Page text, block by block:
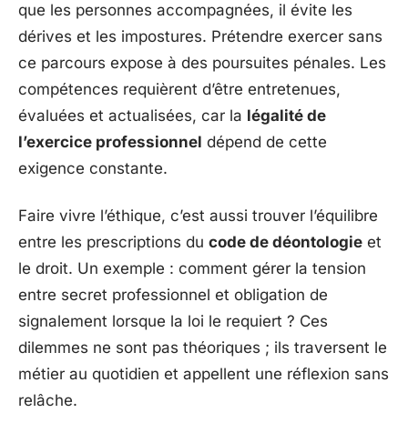
que les personnes accompagnées, il évite les
dérives et les impostures. Prétendre exercer sans
ce parcours expose à des poursuites pénales. Les
compétences requièrent d’être entretenues,
évaluées et actualisées, car la légalité de
l’exercice professionnel dépend de cette
exigence constante.
Faire vivre l’éthique, c’est aussi trouver l’équilibre
entre les prescriptions du code de déontologie et
le droit. Un exemple : comment gérer la tension
entre secret professionnel et obligation de
signalement lorsque la loi le requiert ? Ces
dilemmes ne sont pas théoriques ; ils traversent le
métier au quotidien et appellent une réflexion sans
relâche.